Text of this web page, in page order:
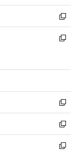
開
く
ウ
で
開
く
ン
ド
ウ
で
ウ
ィ
ン
ド
開
新
し
い
ン
ウ
で
開
く
新
ウ
ン
ド
ウ
で
開
く
新
し
い
ウ
ィ
新
し
い
新